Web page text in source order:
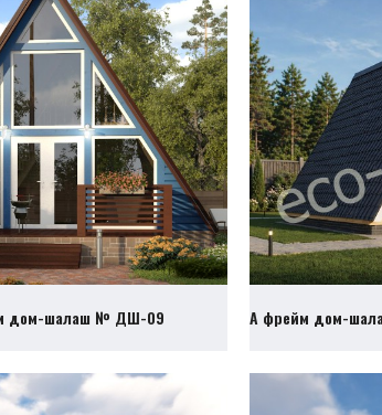
дом-шалаш № ДШ-09 А фрейм дом-